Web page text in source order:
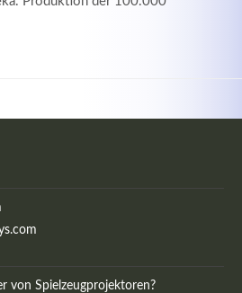
von Spielzeugprojektoren?
INFOS